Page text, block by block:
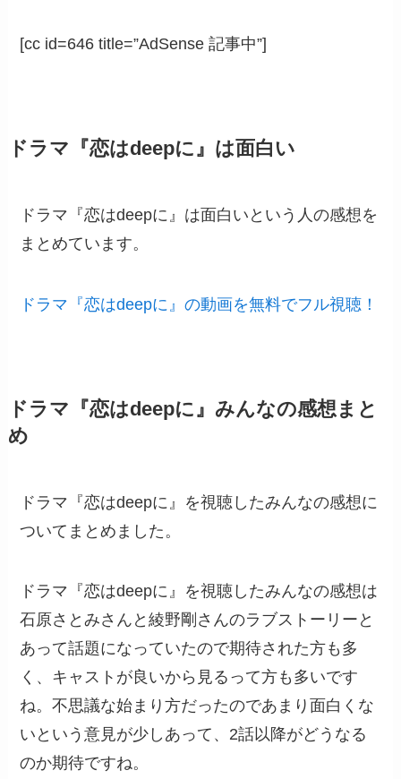
[cc id=646 title=”AdSense 記事中”]
ドラマ『恋はdeepに』は面白い
ドラマ『恋はdeepに』は面白いという人の感想を
まとめています。
ドラマ『恋はdeepに』の動画を無料でフル視聴！
ドラマ『恋はdeepに』みんなの感想まと
め
ドラマ『恋はdeepに』を視聴したみんなの感想に
ついてまとめました。
ドラマ『恋はdeepに』を視聴したみんなの感想は
石原さとみさんと綾野剛さんのラブストーリーと
あって話題になっていたので期待された方も多
く、キャストが良いから見るって方も多いです
ね。不思議な始まり方だったのであまり面白くな
いという意見が少しあって、2話以降がどうなる
のか期待ですね。